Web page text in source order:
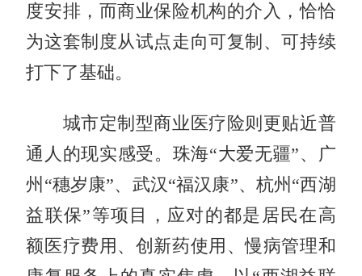
度安排，而商业保险机构的介入，恰恰
为这套制度从试点走向可复制、可持续
打下了基础。
城市定制型商业医疗险则更贴近普
通人的现实感受。珠海“大爱无疆”、广
州“穗岁康”、武汉“福汉康”、杭州“西湖
益联保”等项目，应对的都是居民在高
额医疗费用、创新药使用、慢病管理和